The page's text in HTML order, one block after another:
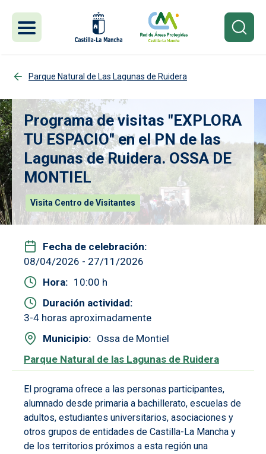
Parque Natural de Las Lagunas de Ruidera
Programa de visitas "EXPLORA
TU ESPACIO" en el PN de las
Lagunas de Ruidera. OSSA DE
MONTIEL
Visita Centro de Visitantes
Fecha de celebración
08/04/2026 - 27/11/2026
Hora
10:00 h
Duración actividad
3-4 horas aproximadamente
Municipio
Ossa de Montiel
Parque Natural de las Lagunas de Ruidera
El programa ofrece a las personas participantes,
alumnado desde primaria a bachillerato, escuelas de
adultos, estudiantes universitarios, asociaciones y
otros grupos de entidades de Castilla-La Mancha y
de los territorios próximos a esta región una